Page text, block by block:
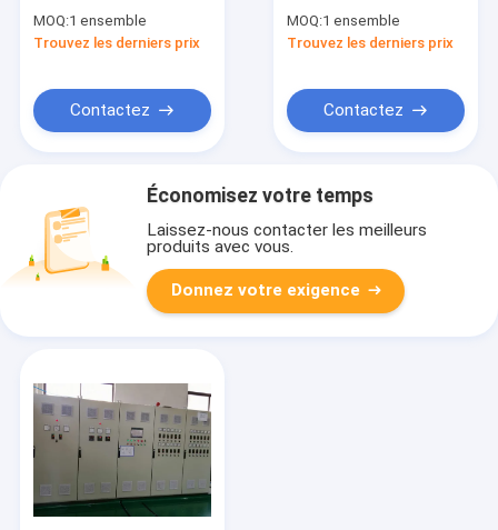
avec des racines
éventent dans la
MOQ:1 ensemble
Trouvez les derniers prix
Contactez
260mm, non textile
tissé faisant le blanc
MOQ:1 ensemble
Trouvez les derniers prix
Contactez
Économisez votre temps
Laissez-nous contacter les meilleurs
produits avec vous.
Donnez votre exigence